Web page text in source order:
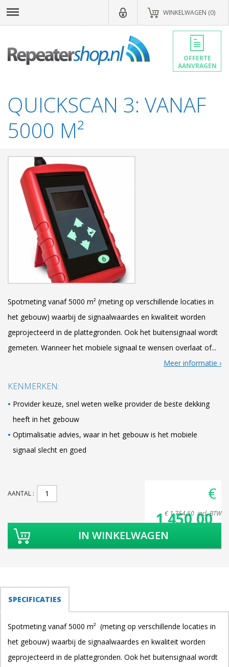
WINKELWAGEN (0)
OFFERTE
AANVRAGEN
QUICKSCAN 3: VANAF
5000 M²
Spotmeting vanaf 5000 m² (meting op verschillende locaties in
het gebouw) waarbij de signaalwaardes en kwaliteit worden
geprojecteerd in de plattegronden. Ook het buitensignaal wordt
gemeten. Wanneer het mobiele signaal te wensen overlaat of...
Meer informatie
KENMERKEN:
Provider keuze, snel weten welke provider de beste dekking
heeft in het gebouw
Optimalisatie advies, waar in het gebouw is het mobiele
signaal slecht en goed
AANTAL
€
1 450,00
€ 1 754,50 incl. BTW
SPECIFICATIES
TABBLAD)
Spotmeting vanaf 5000 m² (meting op verschillende locaties in
het gebouw) waarbij de signaalwaardes en kwaliteit worden
geprojecteerd in de plattegronden. Ook het buitensignaal wordt